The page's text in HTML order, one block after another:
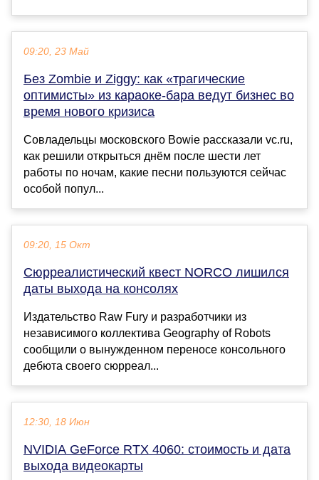
09:20, 23 Май
Без Zombie и Ziggy: как «трагические
оптимисты» из караоке-бара ведут бизнес во
время нового кризиса
Совладельцы московского Bowie рассказали vc.ru,
как решили открыться днём после шести лет
работы по ночам, какие песни пользуются сейчас
особой попул...
09:20, 15 Окт
Сюрреалистический квест NORCO лишился
даты выхода на консолях
Издательство Raw Fury и разработчики из
независимого коллектива Geography of Robots
сообщили о вынужденном переносе консольного
дебюта своего сюрреал...
12:30, 18 Июн
NVIDIA GeForce RTX 4060: стоимость и дата
выхода видеокарты